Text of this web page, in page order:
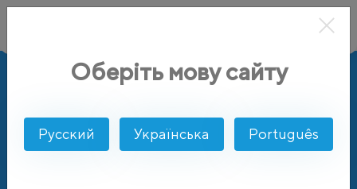
MTN
Оберіть мову сайту
Русский Українська Português